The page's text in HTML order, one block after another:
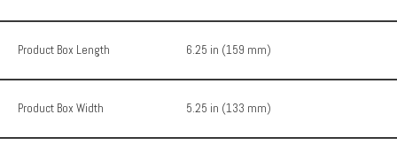
Product Box Length 6.25 in (159 mm)
Product Box Width 5.25 in (133 mm)